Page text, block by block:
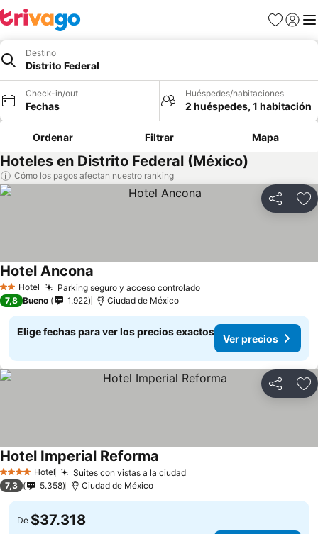
Favoritos
Iniciar
Destino
Distrito Federal
Check-in/out
Fechas
Huéspedes/habitaciones
2 huéspedes, 1 habitación
Ordenar Filtrar Mapa
Hoteles en Distrito Federal (México)
Cómo los pagos afectan nuestro ranking
Compartir
2 Estrellas
Hotel Parking seguro y acceso controlado
Hotel Ancona
7,8 Bueno 1.922 Ciudad de México
Elige fechas para ver los precios exactos
Ver precios
Compartir
4 EstrellasHotel Suites con vistas a la ciudad
Hotel Imperial Reforma
7,3 5.358 Ciudad de México
De $37.318